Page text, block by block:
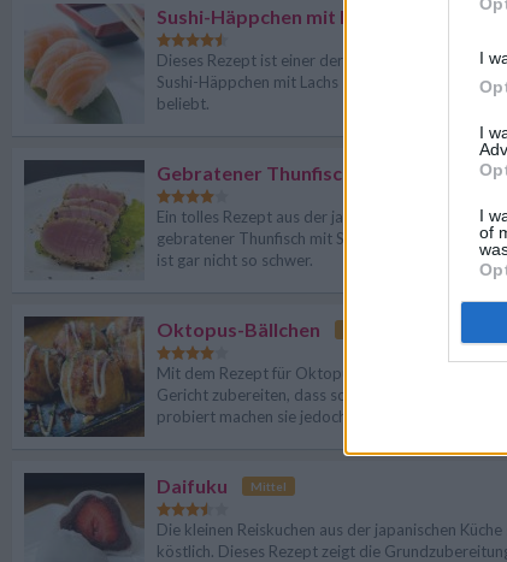
I
I
I
of
Sushi-Häppchen mit Lachs
Dieses Rezept ist einer der Klassiker der
Sushi-Häppchen mit Lachs sind bei Jung und Alt
beliebt.
Gebratener Thunfisch mit Sesamkruste
Ein tolles Rezept aus der japanischen Küche: So
gebratener Thunfisch mit Sesamkruste auch ist,
ist gar nicht so schwer.
Oktopus-Bällchen
Mit dem Rezept für Oktopus-Bällchen lässt sich ein
Gericht zubereiten, dass so wohl eher unbekannt.
probiert machen sie jedoch sehr schnell süchtig.
Daifuku Mittel
Die kleinen Reiskuchen aus der japanischen Küche
köstlich. Dieses Rezept zeigt die